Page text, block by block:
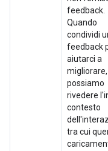
feedback.
Quando
condividi
feedback
aiutarci a
migliorare,
possiamo
rivedere
contesto
tra cui